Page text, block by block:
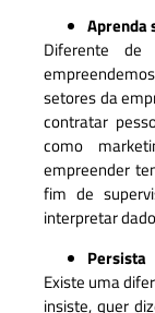
Aprenda
Diferente de
setores da
contratar
como
empreender
fim de
interpretar
Persista
Existe uma
insiste, quer